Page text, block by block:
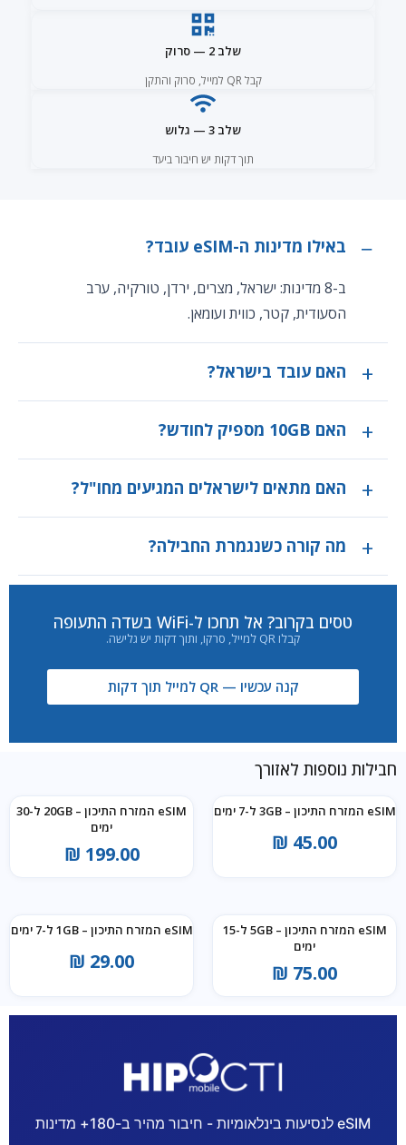
שלב 2 — סרוק
קבל QR למייל, סרוק והתקן
שלב 3 — גלוש
תוך דקות יש חיבור ביעד
באילו מדינות ה-eSIM עובד?
ב-8 מדינות: ישראל, מצרים, ירדן, טורקיה, ערב
הסעודית, קטר, כווית ועומאן.
האם עובד בישראל?
האם 10GB מספיק לחודש?
האם מתאים לישראלים המגיעים מחו"ל?
מה קורה כשנגמרת החבילה?
טסים בקרוב? אל תחכו ל-WiFi בשדה התעופה
קבלו QR למייל, סרקו, ותוך דקות יש גלישה.
קנה עכשיו — QR למייל תוך דקות
חבילות נוספות לאזורך
eSIM המזרח התיכון – 3GB ל-7 ימים
45.00
₪
eSIM המזרח התיכון – 20GB ל-30
ימים
199.00
₪
eSIM המזרח התיכון – 5GB ל-15
ימים
75.00
₪
eSIM המזרח התיכון – 1GB ל-7 ימים
29.00
₪
eSIM לנסיעות בינלאומיות - חיבור מהיר ב-180+ מדינות